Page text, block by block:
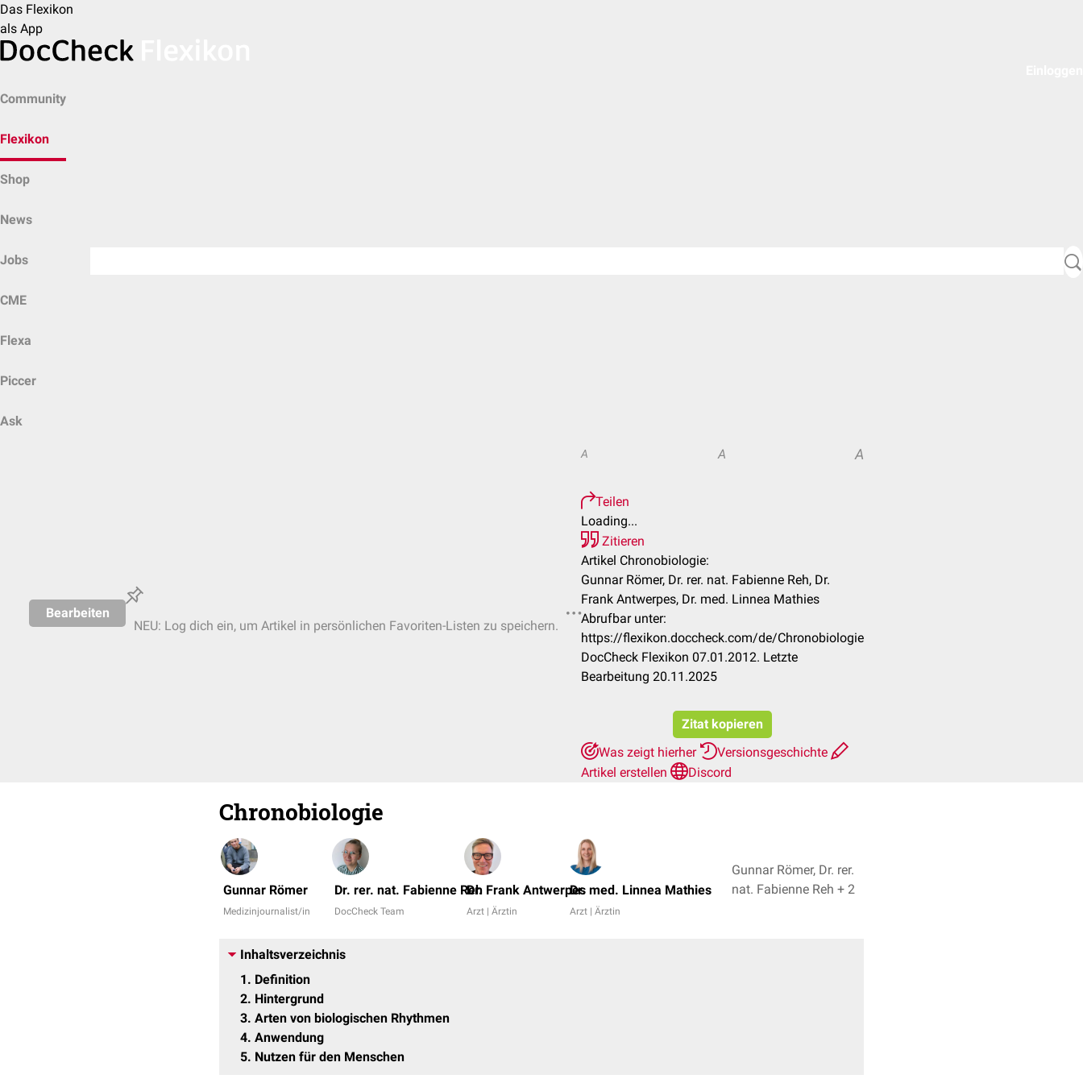
Das Flexikon
als App
Community
Flexikon
Shop
News
Jobs
CME
Flexa
Piccer
Ask
Bearbeiten
NEU: Log dich ein, um Artikel in persönlichen Favoriten-Listen zu speichern.
A A A
Teilen
Loading...
Zitieren
Artikel Chronobiologie:
Gunnar Römer, Dr. rer. nat. Fabienne Reh, Dr.
Frank Antwerpes, Dr. med. Linnea Mathies
Abrufbar unter:
https://flexikon.doccheck.com/de/Chronobiologie
DocCheck Flexikon 07.01.2012. Letzte
Bearbeitung 20.11.2025
Zitat kopieren
Was zeigt hierher
Versionsgeschichte
Artikel erstellen
Discord
Chronobiologie
Gunnar Römer
Medizinjournalist/in
Dr. rer. nat. Fabienne Reh
DocCheck Team
Dr. Frank Antwerpes
Arzt | Ärztin
Dr. med. Linnea Mathies
Arzt | Ärztin
Gunnar Römer, Dr. rer.
nat. Fabienne Reh + 2
Inhaltsverzeichnis
1
Definition
2 Hintergrund
3 Arten von biologischen Rhythmen
4 Anwendung
5 Nutzen für den Menschen